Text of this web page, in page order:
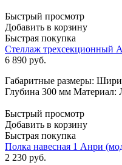
Быстрый просмотр
Добавить в корзину
Быстрая покупка
Стеллаж трехсекционный
6 890 руб.
Габаритные размеры:
Глубина 300 мм
Быстрый просмотр
Добавить в корзину
Быстрая покупка
Полка навесная 1 Анри
2 230 руб.